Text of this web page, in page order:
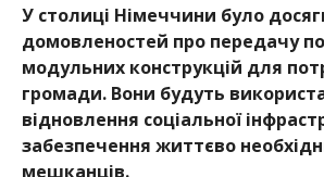
У столиці Німеччини було
домовленостей про передачу
модульних конструкцій для
громади. Вони будуть
відновлення соціальної
забезпечення життєво
мешканців.